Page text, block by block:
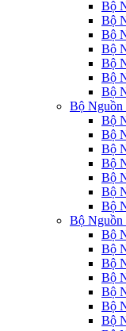
Bộ
Bộ
Bộ
Bộ
Bộ
Bộ
Bộ
Bộ Nguồn
Bộ
Bộ
Bộ
Bộ
Bộ
Bộ
Bộ
Bộ Nguồn
Bộ
Bộ
Bộ
Bộ
Bộ
Bộ
Bộ